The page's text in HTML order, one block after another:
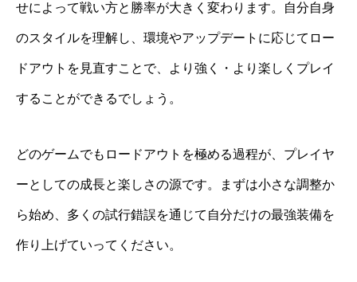
せによって戦い方と勝率が大きく変わります。自分自身
のスタイルを理解し、環境やアップデートに応じてロー
ドアウトを見直すことで、より強く・より楽しくプレイ
することができるでしょう。
どのゲームでもロードアウトを極める過程が、プレイヤ
ーとしての成長と楽しさの源です。まずは小さな調整か
ら始め、多くの試行錯誤を通じて自分だけの最強装備を
作り上げていってください。